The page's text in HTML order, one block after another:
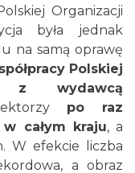
Organizacji
była jednak
na samą oprawę
Polskiej
z wydawcą
po raz
całym kraju, a
W efekcie liczba
a obraz